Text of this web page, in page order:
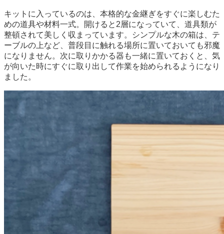
キットに入っているのは、本格的な金継ぎをすぐに楽しむた
めの道具や材料一式。開けると2層になっていて、道具類が
整頓されて美しく収まっています。シンプルな木の箱は、テ
ーブルの上など、普段目に触れる場所に置いておいても邪魔
になりません。次に取りかかる器も一緒に置いておくと、気
が向いた時にすぐに取り出して作業を始められるようになり
ました。